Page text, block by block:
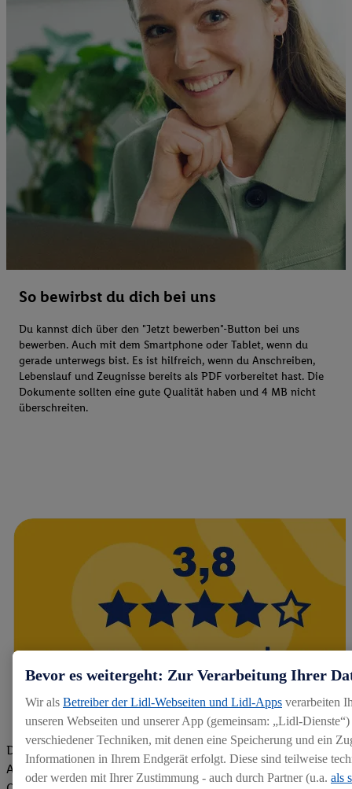
So bewirbst du dich bei uns
Du kannst dich über den "Jetzt bewerben"-Button bei uns
bewerben. Auch mit dem Smartphone oder Tablet, wenn du
gerade unterwegs bist. Es ist hilfreich, wenn du Anschreiben,
Lebenslauf und Zeugnisse bereits als PDF vorbereitet hast. Die
Dokumente sollten eine gute Qualität haben und 4 MB nicht
überschreiten.
Die Bewertungen von aktuellen und ehemaligen Mitarbeitern,
Azubis und externen Bewerbern haben uns zu einer Top
Bevor es weitergeht: Zur Verarbeitung Ihrer
Wir als Betreiber der Lidl-Webseiten und Lidl-Apps verarbeiten
unseren Webseiten und unserer App (gemeinsam: „Lidl-
verschiedener Techniken, mit denen eine Speicherung und ein
Informationen in Ihrem Endgerät erfolgt. Diese sind teilweise
oder werden mit Ihrer Zustimmung - auch durch Partner (u.a. als